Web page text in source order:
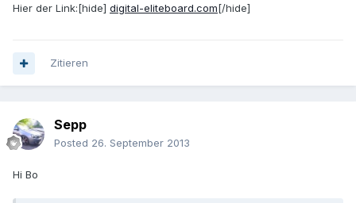
Hier der Link:[hide] digital-eliteboard.com[/hide]
Zitieren
Sepp
Posted 26. September 2013
Hi Bo